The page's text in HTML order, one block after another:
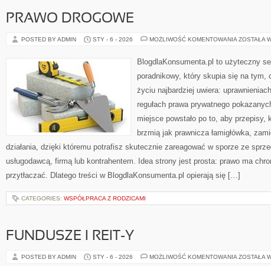
PRAWO DROGOWE
POSTED BY ADMIN STY - 6 - 2026 MOŻLIWOŚĆ KOMENTOWANIA PRAWO
ZOSTAŁA
BlogdlaKonsumenta.pl to użyteczny
poradnikowy, który skupia się na tym,
życiu najbardziej uwiera:
regułach prawa prywatnego
miejsce powstało po to, aby przepisy,
brzmią jak prawnicza łamigłówka,
działania, dzięki któremu potrafisz skutecznie zareagować w sporze ze
usługodawcą, firmą lub kontrahentem. Idea strony jest prosta: prawo ma
przytłaczać. Dlatego treści w BlogdlaKonsumenta.pl opierają się […]
CATEGORIES: WSPÓŁPRACA Z RODZICAMI
FUNDUSZE I REIT-Y
POSTED BY ADMIN STY - 6 - 2026 MOŻLIWOŚĆ KOMENTOWANIA FUNDUSZE
ZOSTAŁA